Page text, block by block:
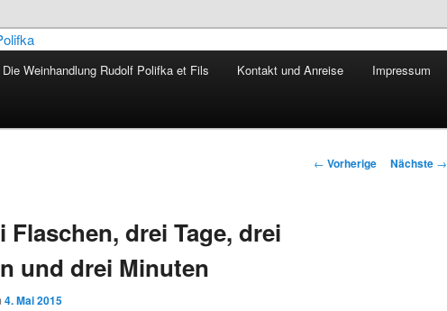
Rudolf Polifka
Die Weinhandlung Rudolf Polifka et Fils Kontakt und Anreise Impressum
Artikelnavigation
← Vorherige Nächste →
Flaschen, drei Tage, drei
und drei Minuten
4. Mai 2015